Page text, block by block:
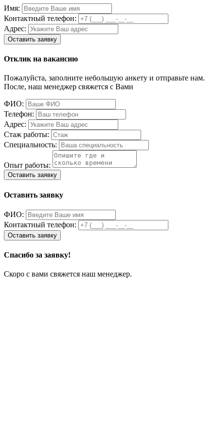
Имя:
Контактный телефон:
Адрес:
Отклик на вакансию
Пожалуйста, заполните небольшую анкету и отправьте нам.
После, наш менеджер свяжется с Вами
ФИО:
Телефон:
Адрес:
Стаж работы:
Специальность:
Опыт работы:
Оставить заявку
ФИО:
Контактный телефон:
Спасибо за заявку!
Скоро с вами свяжется наш менеджер.